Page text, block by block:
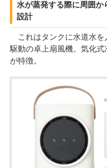
水が蒸発する際に周囲か
設計
これはタンクに水道水を
駆動の卓上扇風機。気化
が特徴。